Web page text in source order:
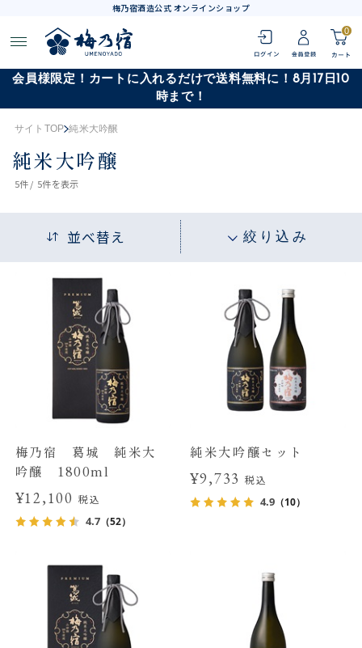
梅乃宿酒造公式 オンラインショップ
0
会員様限定！カートに入れるだけで送料無料に！8月17日10
時まで！
サイトTOP 純米大吟醸
純米大吟醸
5件 / 5件を表示
並べ替え 絞り込み
梅乃宿 葛城 純米大
吟醸 1800ml
¥12,100 税込
4.7（52）
純米大吟醸セット
¥9,733 税込
4.9 （10）